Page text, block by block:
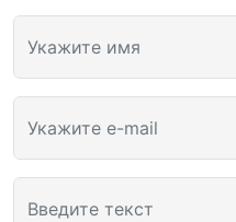
Укажите имя
Укажите e-mail
Введите текст